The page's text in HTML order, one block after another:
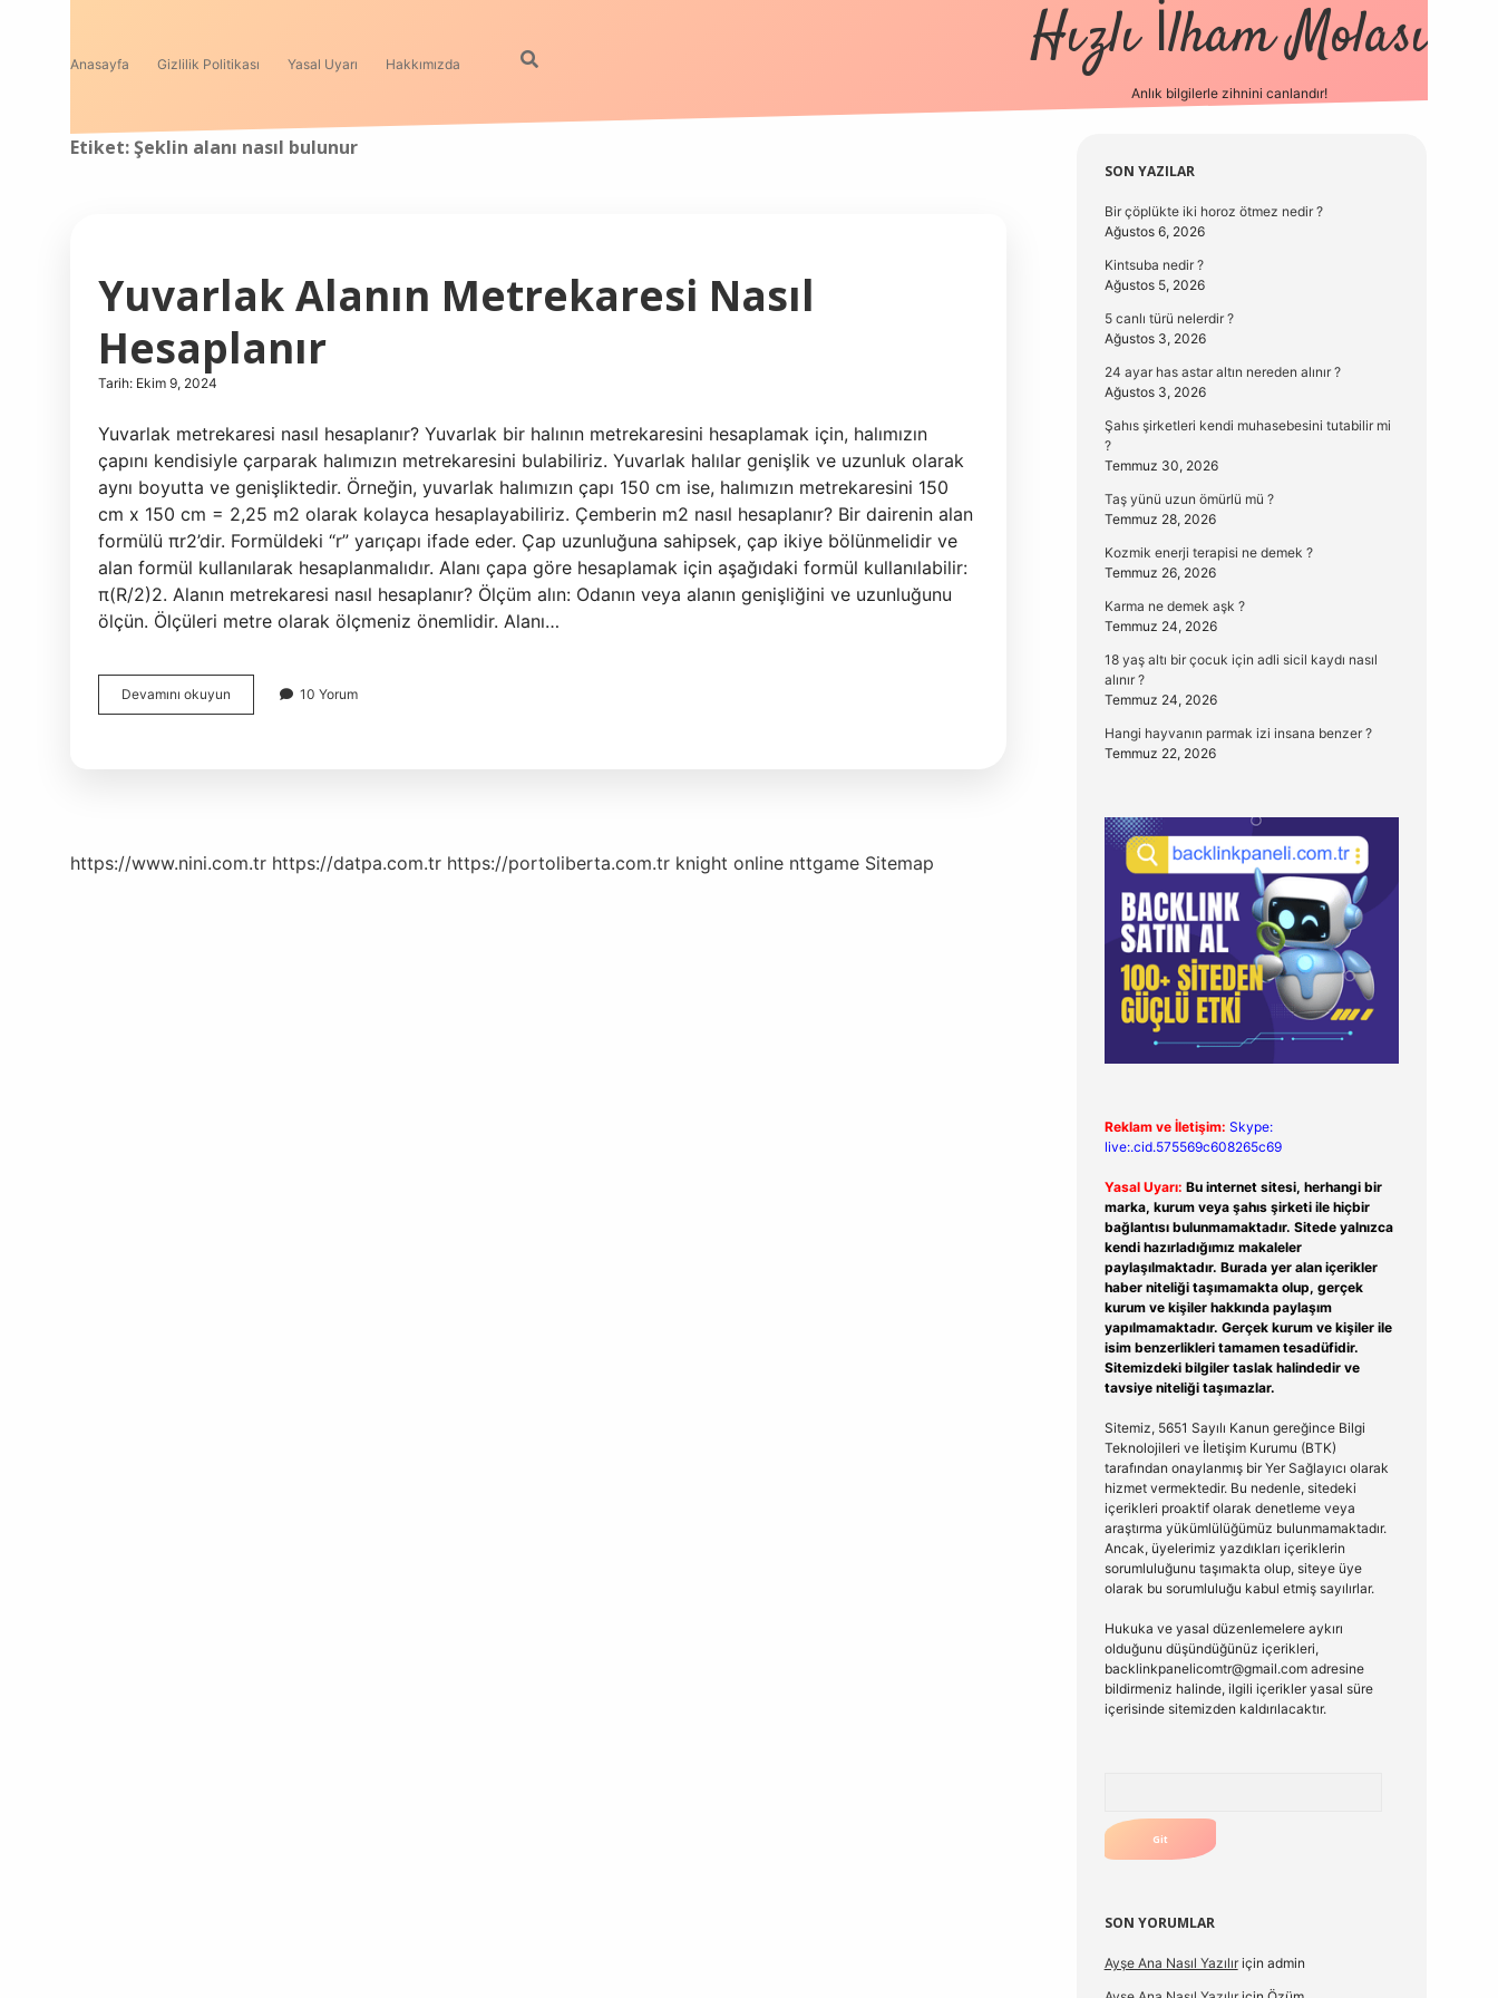
Anasayfa Gizlilik Politikası Yasal Uyarı Hakkımızda Hızlı İlham Molası
Anlık bilgilerle zihnini canlandır!
Etiket:Şeklin alanı nasıl bulunur
Yuvarlak Alanın Metrekaresi Nasıl
Hesaplanır
Tarih: Ekim 9, 2024
Yuvarlak metrekaresi nasıl hesaplanır? Yuvarlak bir halının metrekaresini hesaplamak için, halımızın
çapını kendisiyle çarparak halımızın metrekaresini bulabiliriz. Yuvarlak halılar genişlik ve uzunluk olarak
aynı boyutta ve genişliktedir. Örneğin, yuvarlak halımızın çapı 150 cm ise, halımızın metrekaresini 150
cm x 150 cm = 2,25 m2 olarak kolayca hesaplayabiliriz. Çemberin m2 nasıl hesaplanır? Bir dairenin alan
formülü πr2’dir. Formüldeki “r” yarıçapı ifade eder. Çap uzunluğuna sahipsek, çap ikiye bölünmelidir ve
alan formül kullanılarak hesaplanmalıdır. Alanı çapa göre hesaplamak için aşağıdaki formül kullanılabilir:
π(R/2)2. Alanın metrekaresi nasıl hesaplanır? Ölçüm alın: Odanın veya alanın genişliğini ve uzunluğunu
ölçün. Ölçüleri metre olarak ölçmeniz önemlidir. Alanı…
Devamını okuyun Yuvarlak
Alanın
10 Yorum
https://www.nini.com.tr https://datpa.com.tr https://portoliberta.com.tr knight online nttgame Sitemap
Sidebar
SON YAZILAR
Bir çöplükte iki horoz ötmez nedir ?
Ağustos 6, 2026
Kintsuba nedir ?
Ağustos 5, 2026
5 canlı türü nelerdir ?
Ağustos 3, 2026
24 ayar has astar altın nereden alınır ?
Ağustos 3, 2026
Şahıs şirketleri kendi muhasebesini tutabilir mi
?
Temmuz 30, 2026
Taş yünü uzun ömürlü mü ?
Temmuz 28, 2026
Kozmik enerji terapisi ne demek ?
Temmuz 26, 2026
Karma ne demek aşk ?
Temmuz 24, 2026
18 yaş altı bir çocuk için adli sicil kaydı nasıl
alınır ?
Temmuz 24, 2026
Hangi hayvanın parmak izi insana benzer ?
Temmuz 22, 2026
Reklam ve İletişim: Skype:
live:.cid.575569c608265c69
Yasal Uyarı: Bu internet sitesi, herhangi bir
marka, kurum veya şahıs şirketi ile hiçbir
bağlantısı bulunmamaktadır. Sitede yalnızca
kendi hazırladığımız makaleler
paylaşılmaktadır. Burada yer alan içerikler
haber niteliği taşımamakta olup, gerçek
kurum ve kişiler hakkında paylaşım
yapılmamaktadır. Gerçek kurum ve kişiler ile
isim benzerlikleri tamamen tesadüfidir.
Sitemizdeki bilgiler taslak halindedir ve
tavsiye niteliği taşımazlar.
Sitemiz, 5651 Sayılı Kanun gereğince Bilgi
Teknolojileri ve İletişim Kurumu (BTK)
tarafından onaylanmış bir Yer Sağlayıcı olarak
hizmet vermektedir. Bu nedenle, sitedeki
içerikleri proaktif olarak denetleme veya
araştırma yükümlülüğümüz bulunmamaktadır.
Ancak, üyelerimiz yazdıkları içeriklerin
sorumluluğunu taşımakta olup, siteye üye
olarak bu sorumluluğu kabul etmiş sayılırlar.
Hukuka ve yasal düzenlemelere aykırı
olduğunu düşündüğünüz içerikleri,
backlinkpanelicomtr@gmail.comadresine
bildirmeniz halinde, ilgili içerikler yasal süre
içerisinde sitemizden kaldırılacaktır.
SON YORUMLAR
Ayşe Ana Nasıl Yazılıriçin admin